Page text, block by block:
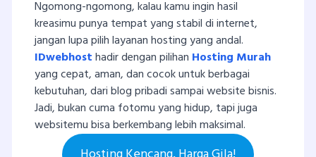
Ngomong-ngomong, kalau kamu ingin hasil
kreasimu punya tempat yang stabil di internet,
jangan lupa pilih layanan hosting yang andal.
IDwebhosthadir dengan pilihan Hosting Murah
yang cepat, aman, dan cocok untuk berbagai
kebutuhan, dari blog pribadi sampai website bisnis.
Jadi, bukan cuma fotomu yang hidup, tapi juga
websitemu bisa berkembang lebih maksimal.